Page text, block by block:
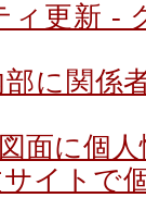
ィ更新 -
に関係
面に個
イトで